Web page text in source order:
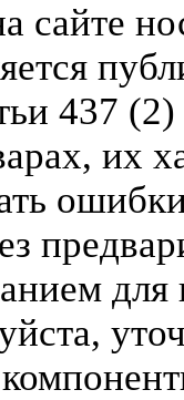
сайте
437
их
для